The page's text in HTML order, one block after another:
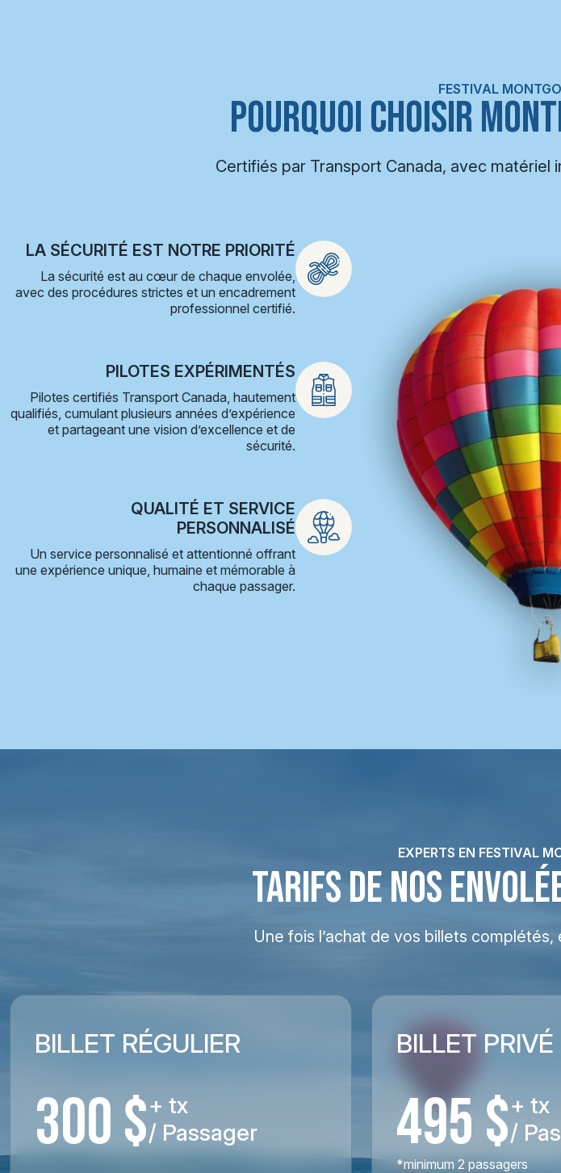
FESTIVAL
POURQUOI CHOISIR
Certifiés par Transport Canada, avec matériel
LA SÉCURITÉ EST NOTRE PRIORITÉ
La sécurité est au cœur de chaque envolée,
avec des procédures strictes et un encadrement
professionnel certifié.
PILOTES EXPÉRIMENTÉS
Pilotes certifiés Transport Canada, hautement
qualifiés, cumulant plusieurs années d’expérience
et partageant une vision d’excellence et de
sécurité.
QUALITÉ ET SERVICE
PERSONNALISÉ
Un service personnalisé et attentionné offrant
une expérience unique, humaine et mémorable à
chaque passager.
EXPERTS EN FESTIVAL
TARIFS DE NOS
Une fois l’achat de vos billets
BILLET RÉGULIER
300 $+ tx
/ Passager
BILLET PRIVÉ
495 $+ tx
/
*minimum 2 passagers